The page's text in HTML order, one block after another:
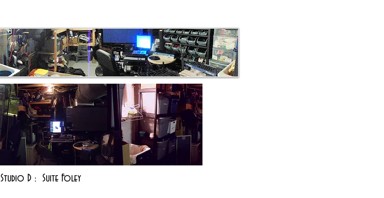
Studio D : Suite Foley